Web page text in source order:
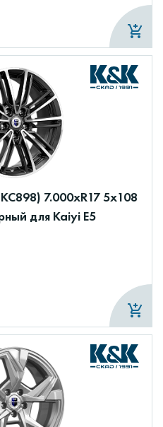
7.000xR17 5x108
для Kaiyi E5